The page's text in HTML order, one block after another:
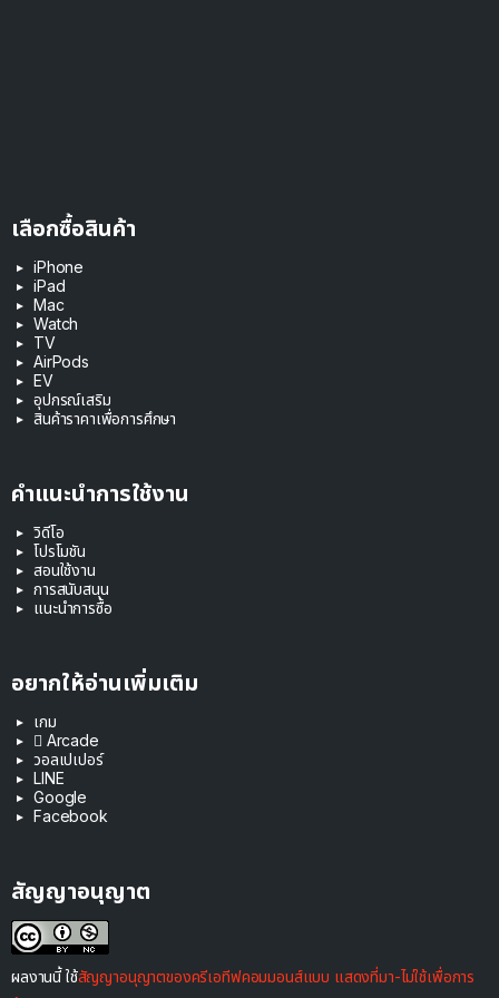
เลือกซื้อสินค้า
iPhone
iPad
Mac
Watch
TV
AirPods
EV
อุปกรณ์เสริม
สินค้าราคาเพื่อการศึกษา
คำแนะนำการใช้งาน
วิดีโอ
โปรโมชัน
สอนใช้งาน
การสนับสนุน
แนะนำการซื้อ
อยากให้อ่านเพิ่มเติม
เกม
 Arcade
วอลเปเปอร์
LINE
Google
Facebook
สัญญาอนุญาต
ผลงานนี้ ใช้สัญญาอนุญาตของครีเอทีฟคอมมอนส์แบบ แสดงที่มา-ไม่ใช้เพื่อการ